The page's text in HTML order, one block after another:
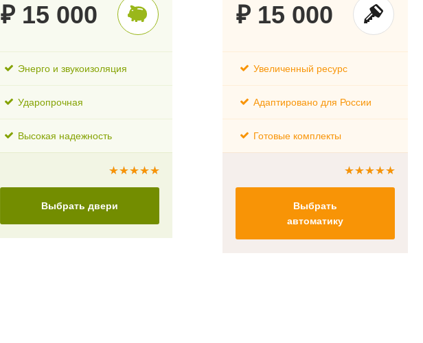
₽ 15 000
Энерго и звукоизоляция
Ударопрочная
Высокая надежность
Выбрать двери
₽ 15 000
Увеличенный ресурс
Адаптировано для России
Готовые комплекты
Выбрать
автоматику